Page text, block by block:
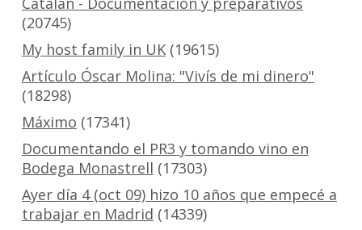
(20745)
My host family in UK(19615)
Artículo Óscar Molina: "Vivís de mi dinero"
(18298)
Máximo (17341)
Documentando el PR3 y tomando vino en
Bodega Monastrell (17303)
Ayer día 4 (oct 09) hizo 10 años que empecé a
trabajar en Madrid (14339)